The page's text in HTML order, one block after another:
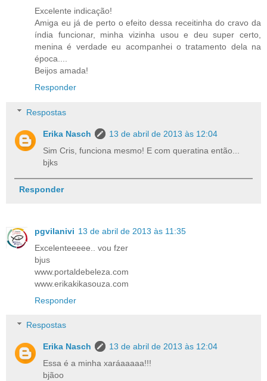
Excelente indicação!
Amiga eu já de perto o efeito dessa receitinha do cravo da
índia funcionar, minha vizinha usou e deu super certo,
menina é verdade eu acompanhei o tratamento dela na
época....
Beijos amada!
Responder
Respostas
Erika Nasch
13 de abril de 2013 às 12:04
Sim Cris, funciona mesmo! E com queratina então...
bjks
Responder
pgvilanivi 13 de abril de 2013 às 11:35
Excelenteeeee.. vou fzer
bjus
www.portaldebeleza.com
www.erikakikasouza.com
Responder
Respostas
Erika Nasch
13 de abril de 2013 às 12:04
Essa é a minha xaráaaaaa!!!
bjãoo